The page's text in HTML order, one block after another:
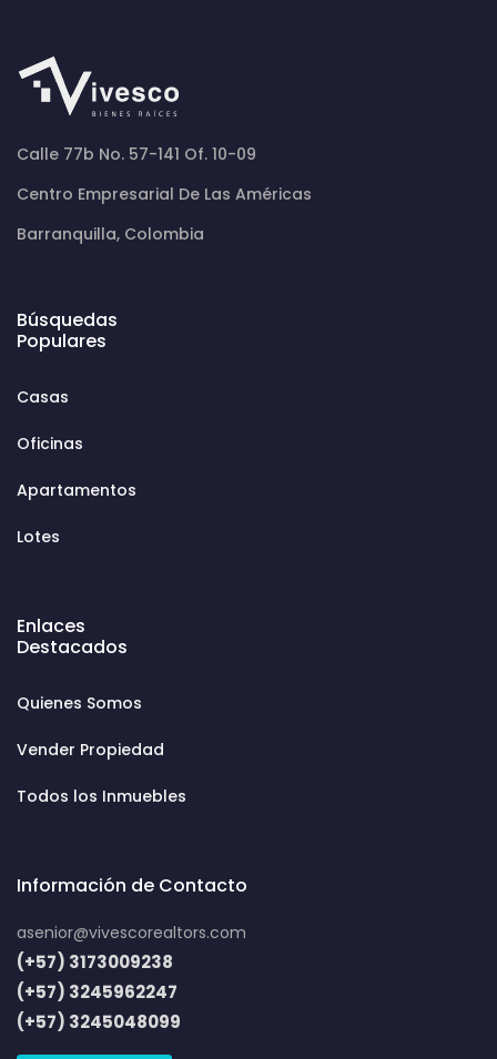
Calle 77b No. 57-141 Of. 10-09
Centro Empresarial De Las Américas
Barranquilla, Colombia
Búsquedas
Populares
Casas
Oficinas
Apartamentos
Lotes
Enlaces
Destacados
Quienes Somos
Vender Propiedad
Todos los Inmuebles
Información de Contacto
asenior@vivescorealtors.com
(+57) 3173009238
(+57) 3245962247
(+57) 3245048099